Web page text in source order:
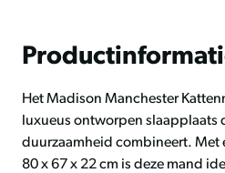
Het Madison Manchester
luxueus ontworpen slaapplaats
duurzaamheid combineert. Met
80 x 67 x 22 cm is deze mand